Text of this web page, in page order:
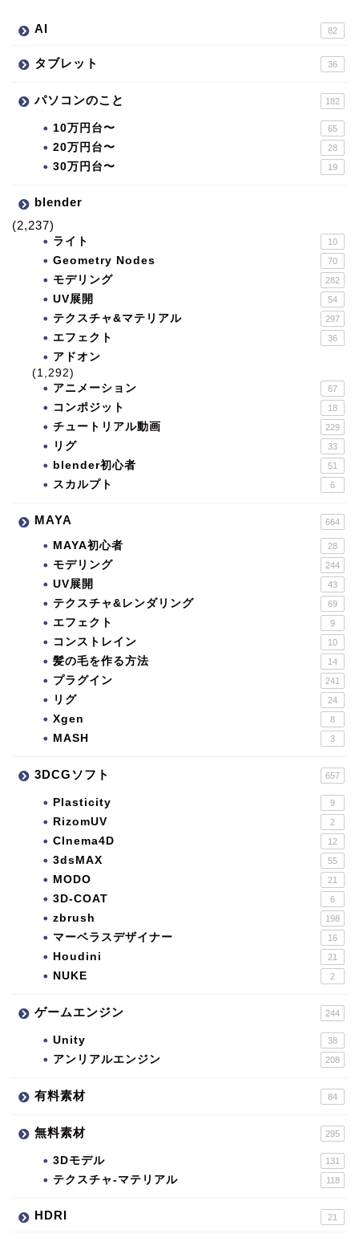
AI 82
タブレット 36
パソコンのこと 182
10万円台〜 65
20万円台〜 28
30万円台〜 19
blender
(2,237)
ライト 10
Geometry Nodes 70
モデリング 282
UV展開 54
テクスチャ&マテリアル 297
エフェクト 36
アドオン
(1,292)
アニメーション
67
コンポジット 18
チュートリアル動画 229
リグ 33
blender初心者 51
スカルプト 6
MAYA 664
MAYA初心者 28
モデリング 244
UV展開 43
テクスチャ&レンダリング 69
エフェクト 9
コンストレイン 10
髪の毛を作る方法 14
プラグイン 241
リグ 24
Xgen 8
MASH 3
3DCGソフト 657
Plasticity 9
RizomUV 2
CInema4D 12
3dsMAX 55
MODO 21
3D-COAT 6
zbrush 198
マーベラスデザイナー 16
Houdini 21
NUKE 2
ゲームエンジン 244
Unity 38
アンリアルエンジン 208
有料素材 84
無料素材 295
3Dモデル 131
テクスチャ-マテリアル 118
HDRI 21